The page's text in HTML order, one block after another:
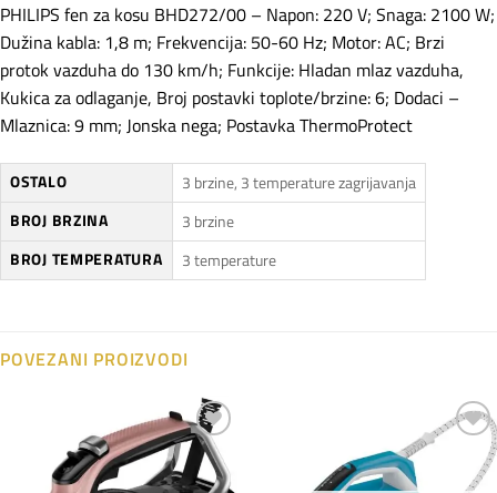
PHILIPS fen za kosu BHD272/00 – Napon: 220 V; Snaga: 2100 W;
Dužina kabla: 1,8 m; Frekvencija: 50-60 Hz; Motor: AC; Brzi
protok vazduha do 130 km/h; Funkcije: Hladan mlaz vazduha,
Kukica za odlaganje, Broj postavki toplote/brzine: 6; Dodaci –
Mlaznica: 9 mm; Jonska nega; Postavka ThermoProtect
OSTALO
3 brzine, 3 temperature zagrijavanja
BROJ BRZINA
3 brzine
BROJ TEMPERATURA
3 temperature
POVEZANI PROIZVODI
Dodaj
na
listu
listu